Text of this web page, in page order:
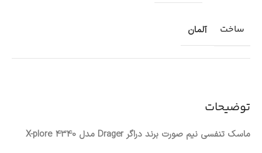
توضیحات
ماسک تنفسی نیم صورت برند دراگر Drager مدل X-plore 4340
ساخت آلمان